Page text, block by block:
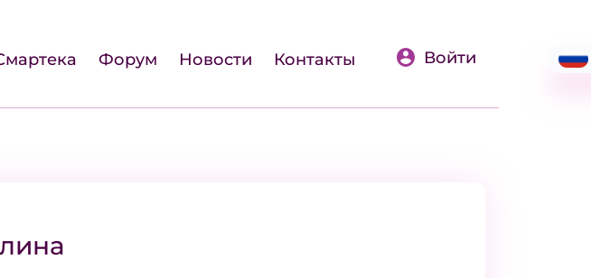
Форум Новости Контакты Войти